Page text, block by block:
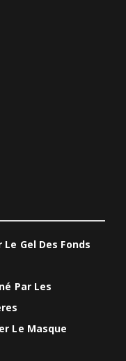
Le Gel Des Fonds
Par Les
Le Masque